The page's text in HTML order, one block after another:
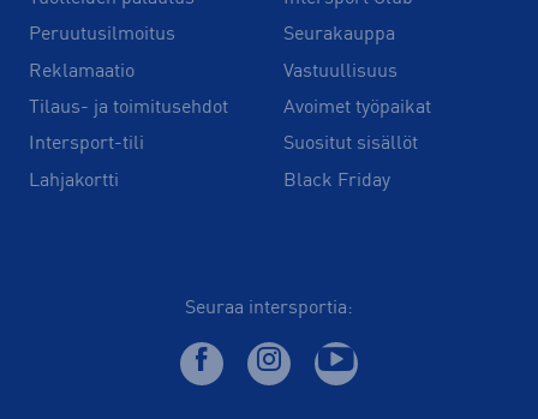
Peruutusilmoitus
Reklamaatio
Tilaus- ja toimitusehdot
Intersport-tili
Lahjakortti
Seurakauppa
Vastuullisuus
Avoimet työpaikat
Suositut sisällöt
Black Friday
Seuraa intersportia: